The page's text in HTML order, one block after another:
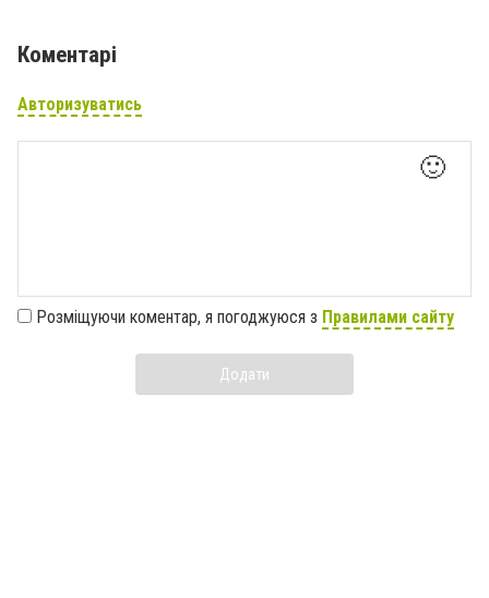
Коментарі
Авторизуватись
🙂
Розміщуючи коментар, я погоджуюся з Правилами сайту
Додати